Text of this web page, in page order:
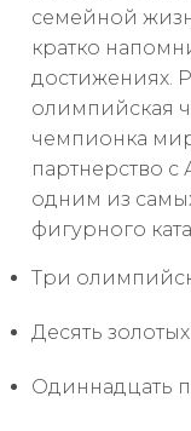
семейной
кратко
достижениях.
олимпийская
чемпионка
партнерство
одним из
фигурного
Три
Десять
Одиннадцать